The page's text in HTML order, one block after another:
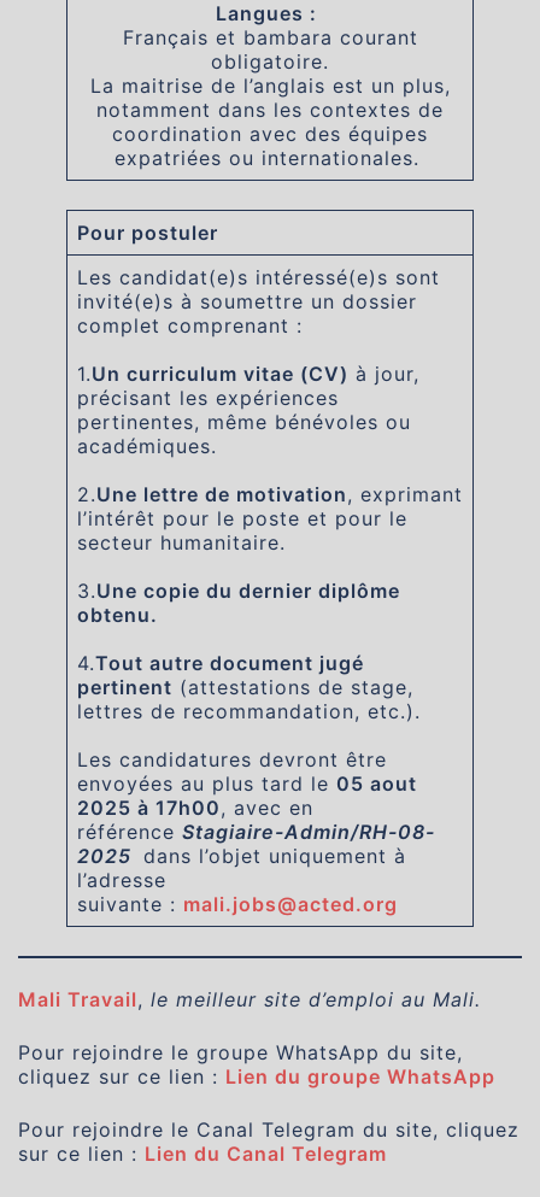
Langues :
Français et bambara courant
obligatoire.
La maitrise de l’anglais est un plus,
notamment dans les contextes de
coordination avec des équipes
expatriées ou internationales.
Pour postuler
Les candidat(e)s intéressé(e)s sont
invité(e)s à soumettre un dossier
complet comprenant :
1.Un curriculum vitae (CV) à jour,
précisant les expériences
pertinentes, même bénévoles ou
académiques.
2.Une lettre de motivation, exprimant
l’intérêt pour le poste et pour le
secteur humanitaire.
3.Une copie du dernier diplôme
obtenu.
4.Tout autre document jugé
pertinent (attestations de stage,
lettres de recommandation, etc.).
Les candidatures devront être
envoyées au plus tard le 05 aout
2025 à 17h00, avec en
référence Stagiaire-Admin/RH-08-
2025 dans l’objet uniquement à
l’adresse
suivante : mali.jobs@acted.org
Mali Travail, le meilleur site d’emploi au Mali.
Pour rejoindre le groupe WhatsApp du site,
cliquez sur ce lien : Lien du groupe WhatsApp
Pour rejoindre le Canal Telegram du site, cliquez
sur ce lien : Lien du Canal Telegram